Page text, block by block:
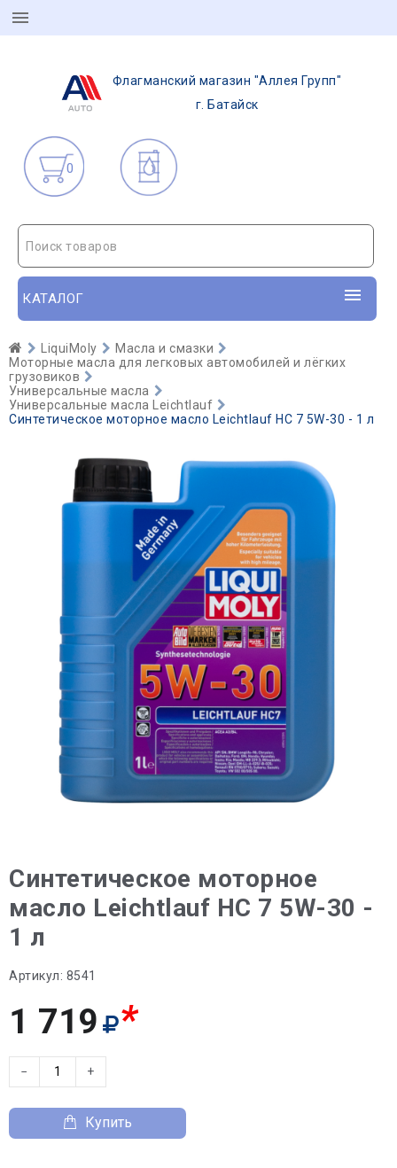
Флагманский магазин "Аллея Групп"
г. Батайск
0
Поиск товаров
КАТАЛОГ
LiquiMoly
Масла и смазки
Моторные масла для легковых автомобилей и лёгких
грузовиков
Универсальные масла
Универсальные масла Leichtlauf
Синтетическое моторное масло Leichtlauf HC 7 5W-30 - 1 л
Синтетическое моторное
масло Leichtlauf HC 7 5W-30 -
1 л
Артикул: 8541
1 719 *
− +
Купить